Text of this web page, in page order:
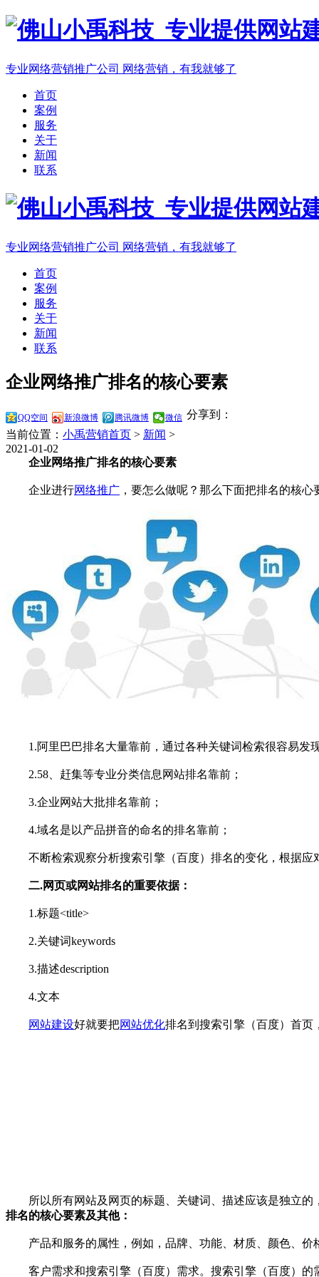
专业网络营销推广公司 网络营销，有我就够了
首页
案例
服务
关于
新闻
联系
专业网络营销推广公司 网络营销，有我就够了
首页
案例
服务
关于
新闻
联系
企业网络推广排名的核心要素
分享到：
QQ空间 新浪微博 腾讯微博 微信
当前位置： 小禹营销首页 > 新闻 >
2021-01-02
企业网络推广排名的核心要素
企业进行网络推广 ，要怎么做呢？那么下面把排名的核
1.阿里巴巴排名大量靠前，通过各种关键词检索很容易发
2.58、赶集等专业分类信息网站排名靠前；
3.企业网站大批排名靠前；
4.域名是以产品拼音的命名的排名靠前；
不断检索观察分析搜索引擎（百度）排名的变化，根据应
二.网页或网站排名的重要依据：
1.标题<title>
2.关键词keywords
3.描述description
4.文本
网站建设好就要把网站优化排名到搜索引擎（百度）首页
所以所有网站及网页的标题、关键词、描述应该是独立的
排名的核心要素及其他：
产品和服务的属性，例如，品牌、功能、材质、颜色、价
客户需求和搜索引擎（百度）需求。搜索引擎（百度）的